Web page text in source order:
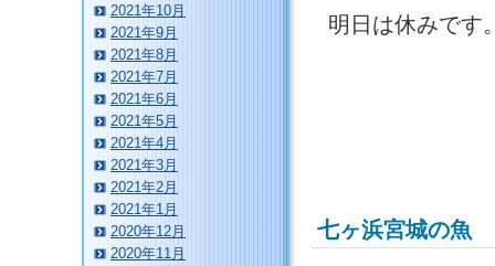
明日は休みです
七ヶ浜宮城の魚
2021年10月
2021年9月
2021年8月
2021年7月
2021年6月
2021年5月
2021年4月
2021年3月
2021年2月
2021年1月
2020年12月
2020年11月